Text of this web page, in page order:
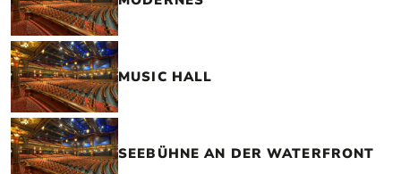
MUSIC HALL
SEEBÜHNE AN DER WATERFRONT